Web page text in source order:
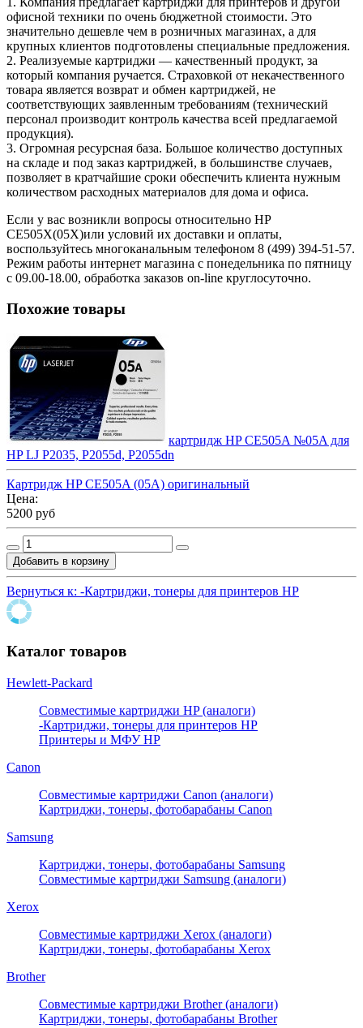
офисной техники по очень бюджетной стоимости. Это
значительно дешевле чем в розничных магазинах, а для
крупных клиентов подготовлены специальные предложения.
2. Реализуемые картриджи — качественный продукт, за
который компания ручается. Страховкой от некачественного
товара является возврат и обмен картриджей, не
соответствующих заявленным требованиям (технический
персонал производит контроль качества всей предлагаемой
продукция).
3. Огромная ресурсная база. Большое количество доступных
на складе и под заказ картриджей, в большинстве случаев,
позволяет в кратчайшие сроки обеспечить клиента нужным
количеством расходных материалов для дома и офиса.
Если у вас возникли вопросы относительно HP
CE505X(05X)или условий их доставки и оплаты,
воспользуйтесь многоканальным телефоном 8 (499) 394-51-57.
Режим работы интернет магазина с понедельника по пятницу
с 09.00-18.00, обработка заказов on-line круглосуточно.
Похожие товары
картридж HP CE505A №05A для
HP LJ P2035, P2055d, P2055dn
Картридж HP CE505A (05A) оригинальный
Цена:
5200 руб
Вернуться к: -Картриджи, тонеры для принтеров HP
Каталог товаров
Hewlett-Packard
Совместимые картриджи HP (аналоги)
-Картриджи, тонеры для принтеров HP
Принтеры и МФУ HP
Canon
Совместимые картриджи Canon (аналоги)
Картриджи, тонеры, фотобарабаны Canon
Samsung
Картриджи, тонеры, фотобарабаны Samsung
Совместимые картриджи Samsung (аналоги)
Xerox
Совместимые картриджи Xerox (аналоги)
Картриджи, тонеры, фотобарабаны Xerox
Brother
Совместимые картриджи Brother (аналоги)
Картриджи, тонеры, фотобарабаны Brother